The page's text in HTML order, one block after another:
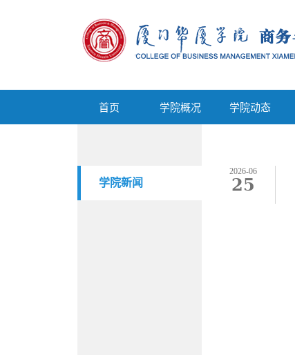
首页 学院概况 学院动态
学院新闻
2026-06
25